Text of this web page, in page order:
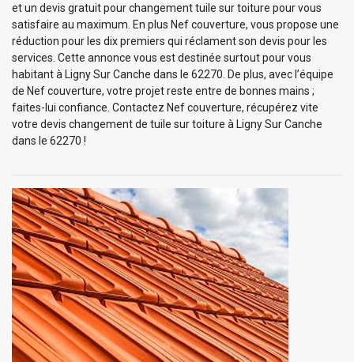
et un devis gratuit pour changement tuile sur toiture pour vous
satisfaire au maximum. En plus Nef couverture, vous propose une
réduction pour les dix premiers qui réclament son devis pour les
services. Cette annonce vous est destinée surtout pour vous
habitant à Ligny Sur Canche dans le 62270. De plus, avec l’équipe
de Nef couverture, votre projet reste entre de bonnes mains ;
faites-lui confiance. Contactez Nef couverture, récupérez vite
votre devis changement de tuile sur toiture à Ligny Sur Canche
dans le 62270 !